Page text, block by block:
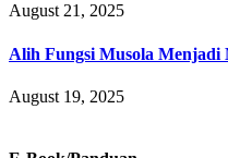
August 21, 2025
Alih Fungsi Musola Menjadi
August 19, 2025